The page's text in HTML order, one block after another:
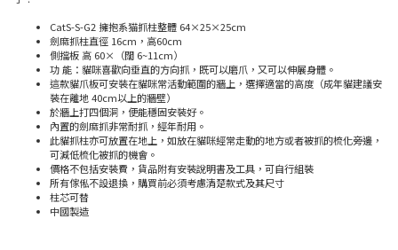
CatS-S-G2 擁抱系猫抓柱整體 64×25×25cm
劍麻抓柱直徑 16cm，高60cm
側擋板 高 60×（闊 6~11cm）
功 能：貓咪喜歡向垂直的方向抓，既可以磨爪，又可以伸展身體。
這款貓爪板可安裝在貓咪常活動範圍的牆上，選擇適當的高度（成年貓建議安
裝在離地 40cm以上的牆壁）
於牆上打四個洞，便能穩固安裝好。
內置的劍麻抓非常耐抓，經年耐用。
此貓抓柱亦可放置在地上，如放在貓咪經常走動的地方或者被抓的梳化旁邊，
可減低梳化被抓的機會。
價格不包括安裝費，貨品附有安裝說明書及工具，可自行組裝
所有傢俬不設退換，購買前必須考慮清楚款式及其尺寸
柱芯可替
中國製造